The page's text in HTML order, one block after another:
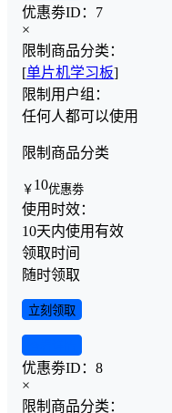
优惠劵ID： 7
×
限制商品分类：
[单片机学习板]
限制用户组：
任何人都可以使用
限制商品分类
￥ 10优惠劵
使用时效：
10天内使用有效
领取时间
随时领取
立刻领取
优惠劵ID： 8
×
限制商品分类：